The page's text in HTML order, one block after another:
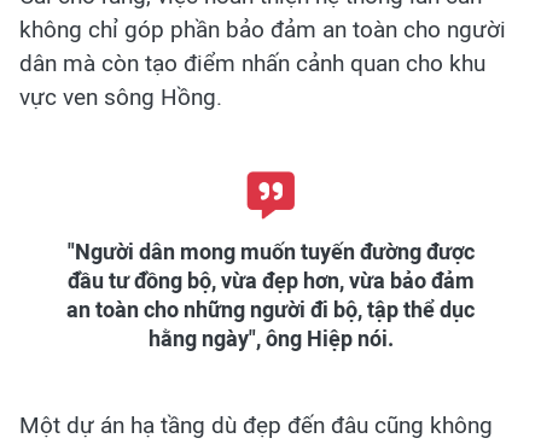
không chỉ góp phần bảo đảm an toàn cho người
dân mà còn tạo điểm nhấn cảnh quan cho khu
vực ven sông Hồng.
"Người dân mong muốn tuyến đường được
đầu tư đồng bộ, vừa đẹp hơn, vừa bảo đảm
an toàn cho những người đi bộ, tập thể dục
hằng ngày", ông Hiệp nói.
Một dự án hạ tầng dù đẹp đến đâu cũng không